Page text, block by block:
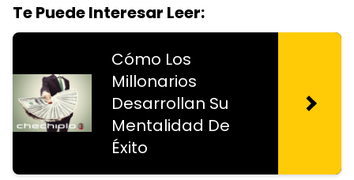
Te Puede Interesar Leer:
Cómo Los
Millonarios
Desarrollan Su
Mentalidad De
Éxito